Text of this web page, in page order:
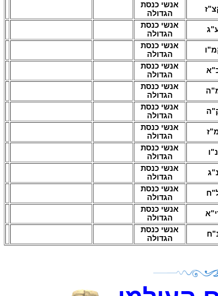
אנשי כנסת
הגדולה
אנשי כנסת
הגדולה
אנשי כנסת
הגדולה
אנשי כנסת
הגדולה
אנשי כנסת
הגדולה
אנשי כנסת
הגדולה
אנשי כנסת
הגדולה
אנשי כנסת
הגדולה
נ"ו
אנשי כנסת
הגדולה
אנשי כנסת
הגדולה
אנשי כנסת
הגדולה
אנשי כנסת
הגדולה